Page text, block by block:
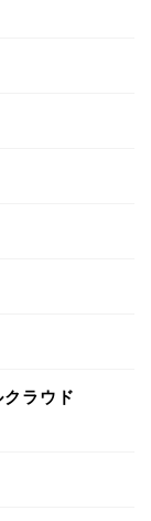
ラウド